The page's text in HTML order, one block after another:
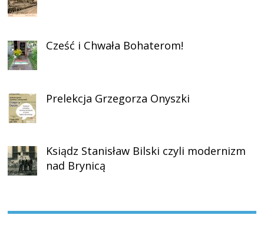
Cześć i Chwała Bohaterom!
Prelekcja Grzegorza Onyszki
Ksiądz Stanisław Bilski czyli modernizm
nad Brynicą